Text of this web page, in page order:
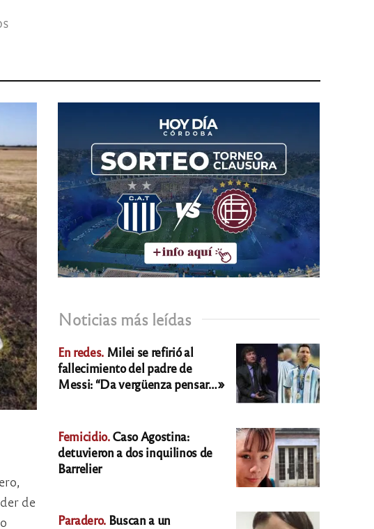
de
Noticias más leídas
En redes. Milei se refirió al
fallecimiento del padre de
Messi: “Da vergüenza pensar…»
Femicidio.Caso Agostina:
detuvieron a dos inquilinos de
Barrelier
Paradero. Buscan a un